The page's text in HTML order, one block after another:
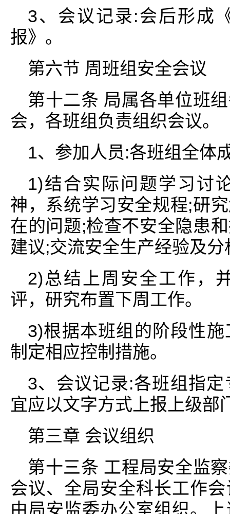
3、会议记录:会后形成
报》。
第六节 周班组安全会议
第十二条 局属各单位班
会，各班组负责组织会议。
1、参加人员:各班组全体
1)结合实际问题学习讨
神，系统学习安全规程;研
在的问题;检查不安全隐患
建议;交流安全生产经验及
2)总结上周安全工作，
评，研究布置下周工作。
3)根据本班组的阶段性
制定相应控制措施。
3、会议记录:各班组指
宜应以文字方式上报上级部
第三章 会议组织
第十三条 工程局安全监
会议、全局安全科长工作
由局安监委办公室组织。